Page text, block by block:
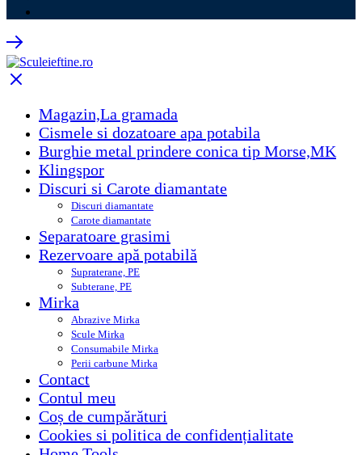
Magazin,La gramada
Cismele si dozatoare apa potabila
Burghie metal prindere conica tip Morse,MK
Klingspor
Discuri si Carote diamantate
Discuri diamantate
Carote diamantate
Separatoare grasimi
Rezervoare apă potabilă
Supraterane, PE
Subterane, PE
Mirka
Abrazive Mirka
Scule Mirka
Consumabile Mirka
Perii carbune Mirka
Contact
Contul meu
Coș de cumpărături
Cookies si politica de confidențialitate